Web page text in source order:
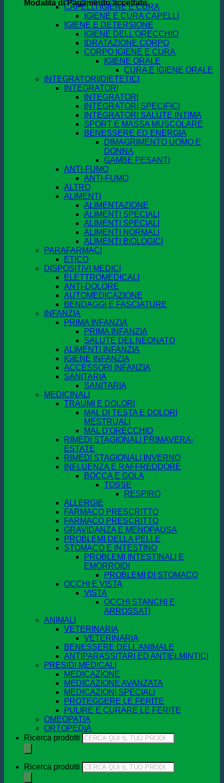
Modalità di Pagamento accettate:
CAPELLI IGIENE E CURA
IGIENE E CURA CAPELLI
IGIENE E DETERSIONE
IGIENE DELL'ORECCHIO
IDRATAZIONE CORPO
CORPO IGIENE E CURA
IGIENE ORALE
CURA E IGIENE ORALE
INTEGRATORI/DIETETICI
INTEGRATORI
INTEGRATORI
INTEGRATORI SPECIFICI
INTEGRATORI SALUTE INTIMA
SPORT E MASSA MUSCOLARE
BENESSERE ED ENERGIA
DIMAGRIMENTO UOMO E
DONNA
GAMBE PESANTI
ANTI-FUMO
ANTI-FUMO
ALTRO
ALIMENTI
ALIMENTAZIONE
ALIMENTI SPECIALI
ALIMENTI SPECIALI
ALIMENTI NORMALI
ALIMENTI BIOLOGICI
PARAFARMACI
ETICO
DISPOSITIVI MEDICI
ELETTROMEDICALI
ANTI-DOLORE
AUTOMEDICAZIONE
BENDAGGI E FASCIATURE
INFANZIA
PRIMA INFANZIA
PRIMA INFANZIA
SALUTE DEL NEONATO
ALIMENTI INFANZIA
IGIENE INFANZIA
ACCESSORI INFANZIA
SANITARIA
SANITARIA
MEDICINALI
TRAUMI E DOLORI
MAL DI TESTA E DOLORI
MESTRUALI
MAL D'ORECCHIO
RIMEDI STAGIONALI PRIMAVERA-
ESTATE
RIMEDI STAGIONALI INVERNO
INFLUENZA E RAFFREDDORE
BOCCA E GOLA
TOSSE
RESPIRO
ALLERGIE
FARMACO PRESCRITTO
FARMACO PRESCRITTO
GRAVIDANZA E MENOPAUSA
PROBLEMI DELLA PELLE
STOMACO E INTESTINO
PROBLEMI INTESTINALI E
EMORROIDI
PROBLEMI DI STOMACO
OCCHI E VISTA
VISTA
OCCHI STANCHI E
ARROSSATI
ANIMALI
VETERINARIA
VETERINARIA
BENESSERE DELL'ANIMALE
ANTIPARASSITARI ED ANTIELMINTICI
PRESIDI MEDICALI
MEDICAZIONE
MEDICAZIONE AVANZATA
MEDICAZIONI SPECIALI
PROTEGGERE LE FERITE
PULIRE E CURARE LE FERITE
OMEOPATIA
ORTOPEDIA
Ricerca prodotti
Ricerca prodotti